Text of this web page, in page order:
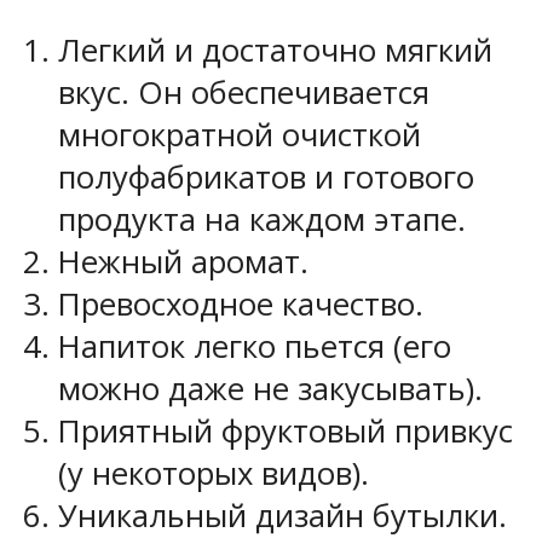
Легкий и достаточно мягкий
вкус. Он обеспечивается
многократной очисткой
полуфабрикатов и готового
продукта на каждом этапе.
Нежный аромат.
Превосходное качество.
Напиток легко пьется (его
можно даже не закусывать).
Приятный фруктовый привкус
(у некоторых видов).
Уникальный дизайн бутылки.